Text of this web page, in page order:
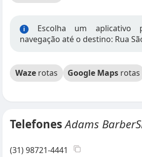
i
Escolha um aplicativo
navegação até o destino: Rua
Waze rotas Google Maps rotas
TelefonesAdams
(31) 98721-4441